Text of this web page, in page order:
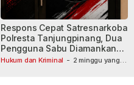
Hukum dan Kriminal - 2 minggu yang
Respons Cepat Satresnarkoba
Polresta Tanjungpinang, Dua
Pengguna Sabu Diamankan
Usai Dilaporkan ke Call Center